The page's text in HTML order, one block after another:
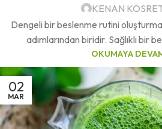
KENAN
Dengeli bir beslenme rutini
adımlarından biridir. Sağlıklı bir
OKUMAYA
02
MAR